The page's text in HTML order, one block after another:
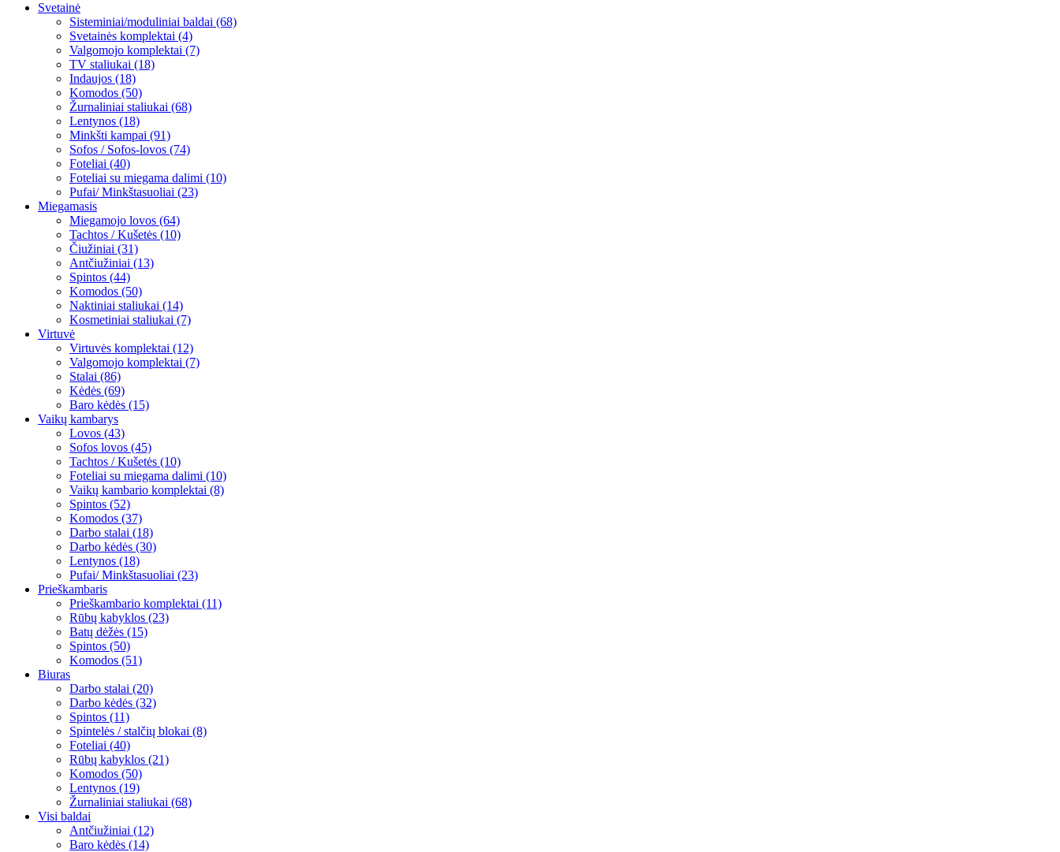
Svetainė
Sisteminiai/moduliniai baldai (68)
Svetainės komplektai (4)
Valgomojo komplektai (7)
TV staliukai (18)
Indaujos (18)
Komodos (50)
Žurnaliniai staliukai (68)
Lentynos (18)
Minkšti kampai (91)
Sofos / Sofos-lovos (74)
Foteliai (40)
Foteliai su miegama dalimi (10)
Pufai/ Minkštasuoliai (23)
Miegamasis
Miegamojo lovos (64)
Tachtos / Kušetės (10)
Čiužiniai (31)
Antčiužiniai (13)
Spintos (44)
Komodos (50)
Naktiniai staliukai (14)
Kosmetiniai staliukai (7)
Virtuvė
Virtuvės komplektai (12)
Valgomojo komplektai (7)
Stalai (86)
Kėdės (69)
Baro kėdės (15)
Vaikų kambarys
Lovos (43)
Sofos lovos (45)
Tachtos / Kušetės (10)
Foteliai su miegama dalimi (10)
Vaikų kambario komplektai (8)
Spintos (52)
Komodos (37)
Darbo stalai (18)
Darbo kėdės (30)
Lentynos (18)
Pufai/ Minkštasuoliai (23)
Prieškambaris
Prieškambario komplektai (11)
Rūbų kabyklos (23)
Batų dėžės (15)
Spintos (50)
Komodos (51)
Biuras
Darbo stalai (20)
Darbo kėdės (32)
Spintos (11)
Spintelės / stalčių blokai (8)
Foteliai (40)
Rūbų kabyklos (21)
Komodos (50)
Lentynos (19)
Žurnaliniai staliukai (68)
Visi baldai
Antčiužiniai (12)
Baro kėdės (14)